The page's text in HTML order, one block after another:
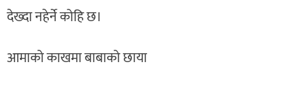
देख्दा नहेर्ने कोहि छ।
आमाको काखमा बाबाको छाया